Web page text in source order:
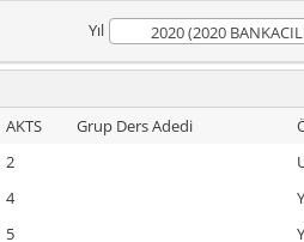
Yıl
2020 (2020
AKTS Grup Ders Adedi
2
4
5